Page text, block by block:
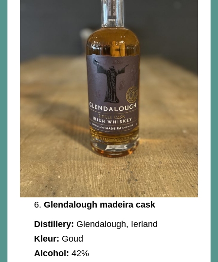
6.Glendalough madeira cask
Distillery: Glendalough, Ierland
Kleur: Goud
Alcohol: 42%